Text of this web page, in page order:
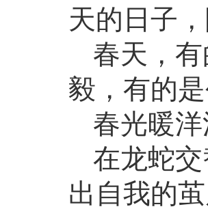
天的日子
春天，
毅，有的
春光暖
在龙蛇
出自我的